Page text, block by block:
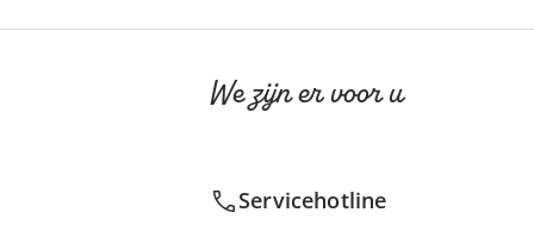
We zijn er voor u
Servicehotline